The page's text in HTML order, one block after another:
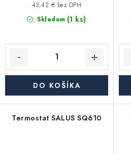
Skladom (1 ks)
43,42 € bez DPH
DO KOŠÍKA
Termostat SALUS SQ610